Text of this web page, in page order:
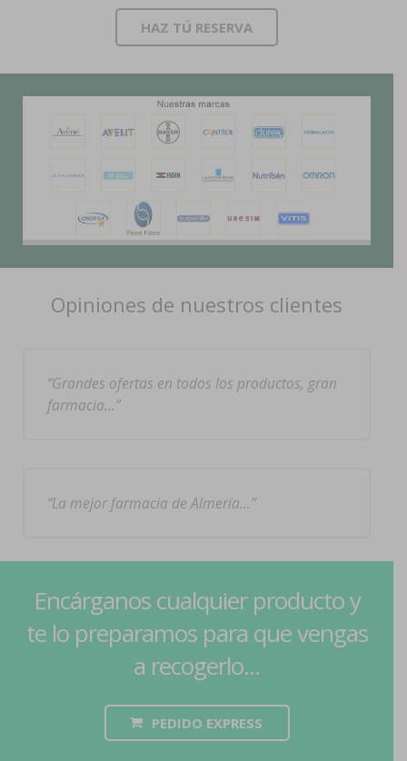
HAZ TÚ RESERVA
Opiniones de nuestros clientes
Grandes ofertas en todos los productos, gran
farmacia…
La mejor farmacia de Almería…
Encárganos cualquier producto y
te lo preparamos para que vengas
a recogerlo...
PEDIDO EXPRESS